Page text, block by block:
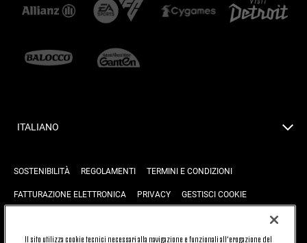
ITALIANO
SOSTENIBILITÀ REGOLAMENTI TERMINI E CONDIZIONI
FATTURAZIONE ELETTRONICA PRIVACY GESTISCI COOKIE
Il sito utilizza cookie tecnici necessari alla navigazione e funzionali all’erogazione del